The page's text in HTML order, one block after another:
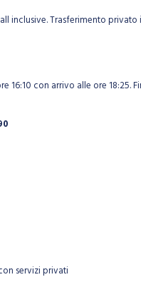
inclusive. Trasferimento
16:10 con arrivo alle ore
servizi privati